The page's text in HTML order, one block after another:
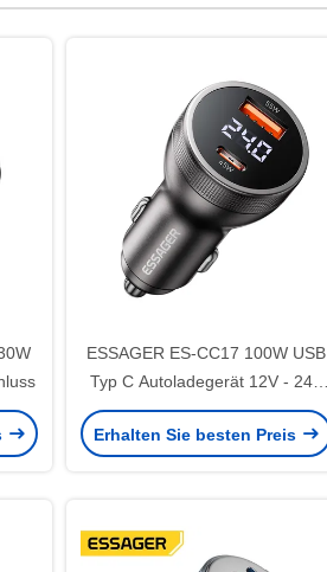
ESSAGER ES-CC17 100W USB
Typ C Autoladegerät 12V - 24V
Digitalanzeige
Erhalten Sie besten Preis